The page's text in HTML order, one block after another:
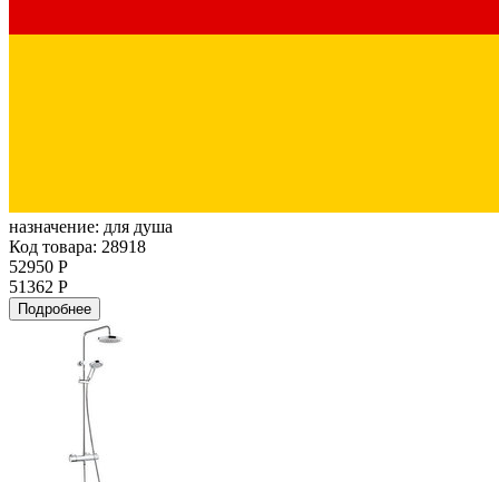
назначение: для душа
Код товара: 28918
52950 Р
51362 Р
Подробнее